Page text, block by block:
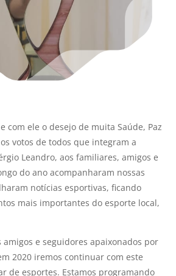
com ele o desejo de muita Saúde, Paz
votos de todos que integram a
Leandro, aos familiares, amigos e
do ano acompanharam nossas
notícias esportivas, ficando
mais importantes do esporte local,
amigos e seguidores apaixonados por
2020 iremos continuar com este
de esportes. Estamos programando